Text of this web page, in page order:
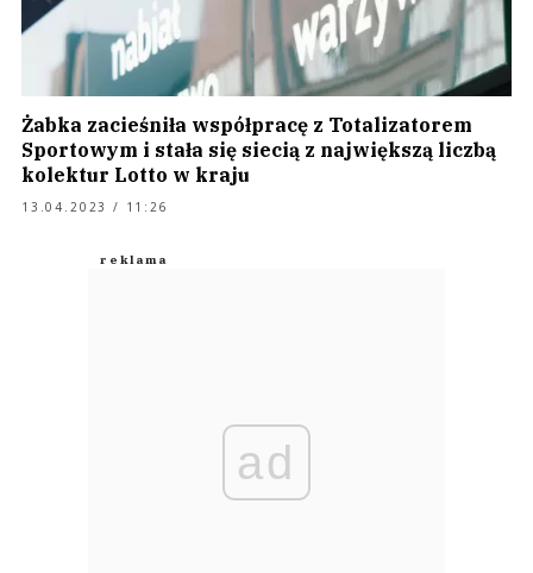
Żabka zacieśniła współpracę z Totalizatorem
Sportowym i stała się siecią z największą liczbą
kolektur Lotto w kraju
13.04.2023 / 11:26
ad